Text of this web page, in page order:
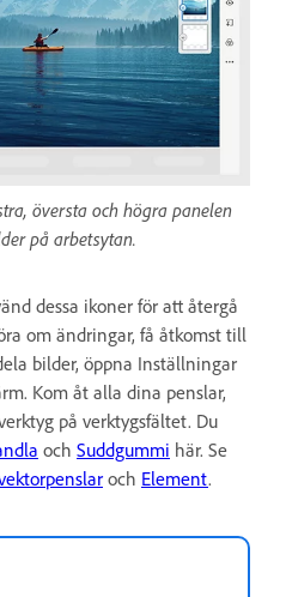
översta och högra panelen
på arbetsytan.
dessa ikoner för att återgå
om ändringar, få åtkomst till
bilder, öppna Inställningar
Kom åt alla dina penslar,
på verktygsfältet. Du
och Suddgummi här. Se
och Element.